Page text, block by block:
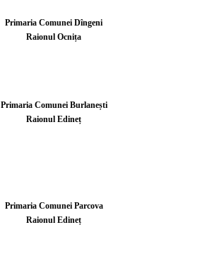
Primaria Comunei Dîngeni
Raionul Ocnița
Primaria Comunei Burlanești
Raionul Edineț
Primaria Comunei Parcova
Raionul Edineț